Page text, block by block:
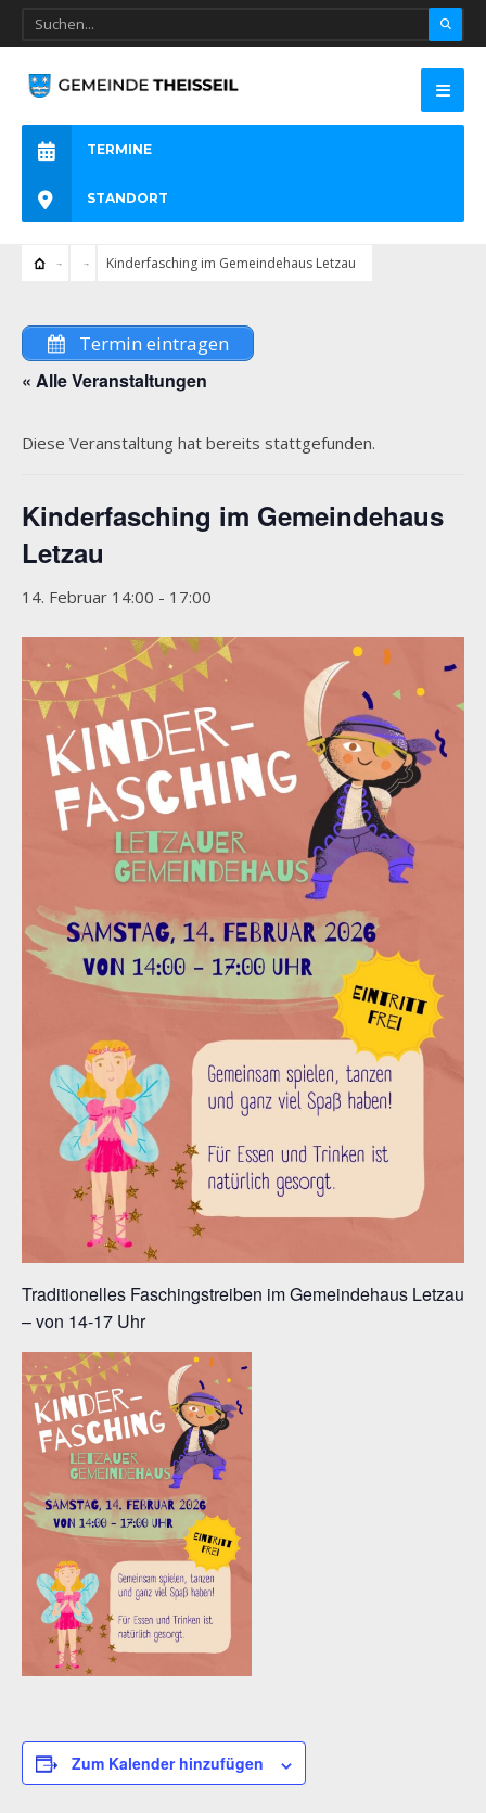
TERMINE
STANDORT
Kinderfasching im Gemeindehaus Letzau
Termin eintragen
« Alle Veranstaltungen
Diese Veranstaltung hat bereits stattgefunden.
Kinderfasching im Gemeindehaus
Letzau
14. Februar 14:00 - 17:00
Traditionelles Faschingstreiben im Gemeindehaus Letzau
– von 14-17 Uhr
Zum Kalender hinzufügen